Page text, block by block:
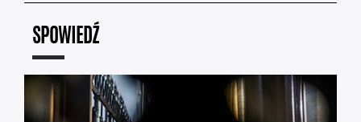
SPOWIEDŹ